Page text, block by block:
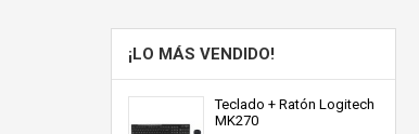
¡LO MÁS VENDIDO!
Teclado + Ratón Logitech
MK270